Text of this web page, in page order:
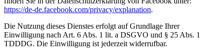
https://de-de.facebook.com/privacy/explanation.
Die Nutzung dieses Dienstes erfolgt auf Grundlage Ihrer
Einwilligung nach Art. 6 Abs. 1 lit. a DSGVO und § 25 Abs. 1
TDDDG. Die Einwilligung ist jederzeit widerrufbar.